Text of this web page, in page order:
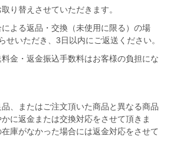
り替えさせていただきます。
よる返品・交換（未使用に限る）の場
せいただき、3日以内にご返送ください。
金・返金振込手数料はお客様の負担にな
、またはご注文頂いた商品と異なる商品
に返金または交換対応をさせて頂きま
庫がなかった場合には返金対応をさせて